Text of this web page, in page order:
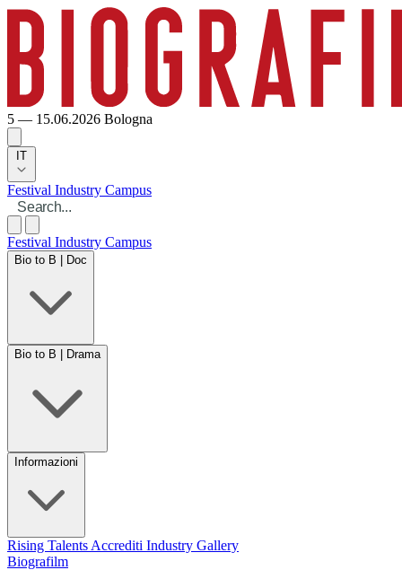
5 — 15.06.2026 Bologna
IT
Festival Industry Campus
Festival Industry Campus
Bio to B | Doc
Bio to B | Drama
Informazioni
Rising Talents Accrediti Industry Gallery
Biografilm